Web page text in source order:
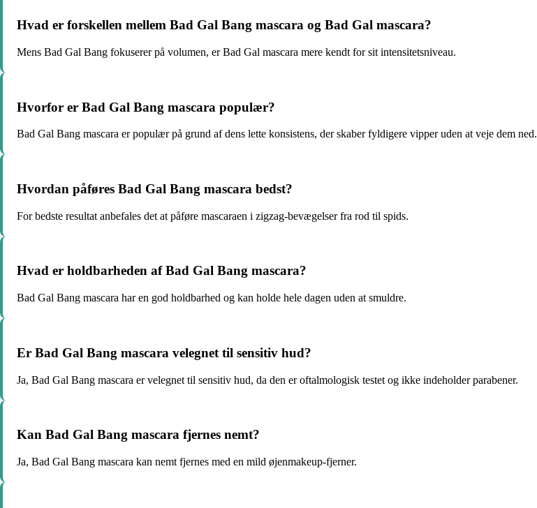
Hvad er forskellen mellem Bad Gal Bang mascara og Bad Gal mascara?
Mens Bad Gal Bang fokuserer på volumen, er Bad Gal mascara mere kendt for sit intensitetsniveau.
Hvorfor er Bad Gal Bang mascara populær?
Bad Gal Bang mascara er populær på grund af dens lette konsistens, der skaber fyldigere vipper uden at veje dem ned.
Hvordan påføres Bad Gal Bang mascara bedst?
For bedste resultat anbefales det at påføre mascaraen i zigzag-bevægelser fra rod til spids.
Hvad er holdbarheden af Bad Gal Bang mascara?
Bad Gal Bang mascara har en god holdbarhed og kan holde hele dagen uden at smuldre.
Er Bad Gal Bang mascara velegnet til sensitiv hud?
Ja, Bad Gal Bang mascara er velegnet til sensitiv hud, da den er oftalmologisk testet og ikke indeholder parabener.
Kan Bad Gal Bang mascara fjernes nemt?
Ja, Bad Gal Bang mascara kan nemt fjernes med en mild øjenmakeup-fjerner.